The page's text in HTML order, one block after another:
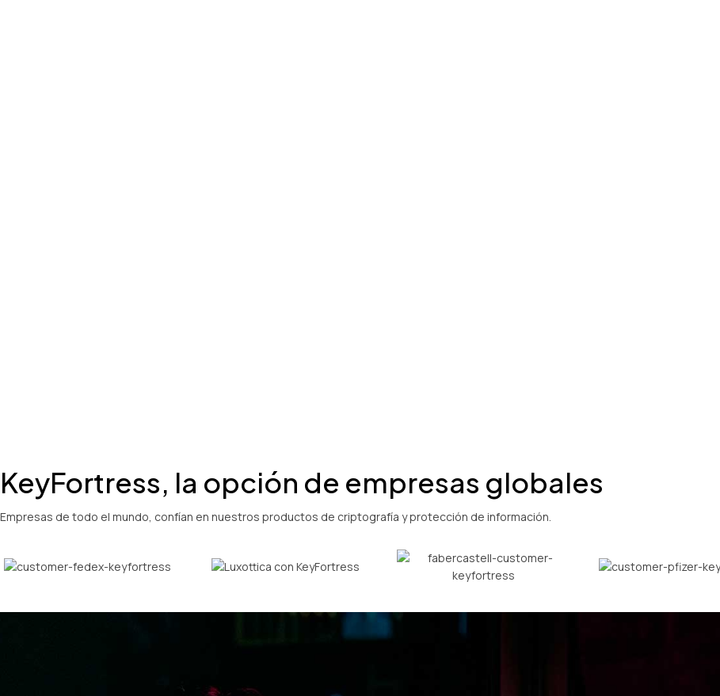
KeyFortress, la opción de empresas globales
Empresas de todo el mundo, confían en nuestros productos de criptografía y protección de información.